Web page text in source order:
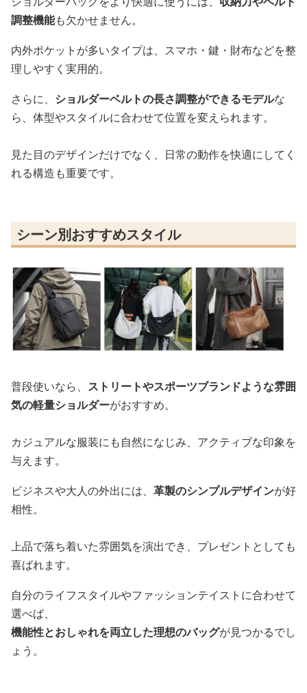
調整機能も欠かせません。
内外ポケットが多いタイプは、スマホ・鍵・財布などを整
理しやすく実用的。
さらに、 ショルダーベルトの長さ調整ができるモデルな
ら、体型やスタイルに合わせて位置を変えられます。
見た目のデザインだけでなく、日常の動作を快適にしてく
れる構造も重要です。
シーン別おすすめスタイル
普段使いなら、 ストリートやスポーツブランドような雰囲
気の軽量ショルダーがおすすめ。
カジュアルな服装にも自然になじみ、アクティブな印象を
与えます。
ビジネスや大人の外出には、 革製のシンプルデザインが好
相性。
上品で落ち着いた雰囲気を演出でき、プレゼントとしても
喜ばれます。
自分のライフスタイルやファッションテイストに合わせて
選べば、
機能性とおしゃれを両立した理想のバッグが見つかるでし
ょう。